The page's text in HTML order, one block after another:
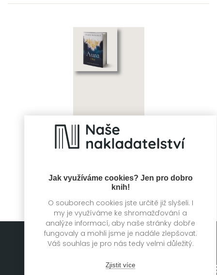
Jak využíváme cookies? Jen pro dobro
knih!
O souborech cookies jste určitě již slyšeli. I
my je využíváme ke shromažďování a
analýze informací, aby naše stránky dobře
fungovaly a mohli jsme je nadále zlepšovat.
Váš souhlas je pro nás tedy velmi důležitý.
Zjistit více
Aura: Dar